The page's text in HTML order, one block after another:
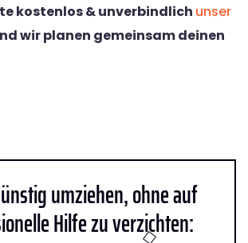
kostenlos & unverbindlich unser
wir planen gemeinsam deinen
umziehen, ohne auf
Hilfe zu verzichten: